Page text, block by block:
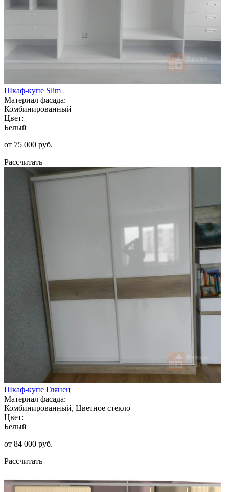
Шкаф-купе Slim
Материал фасада:
Комбинированный
Цвет:
Белый
от 75 000 руб.
Рассчитать
Шкаф-купе Глянец
Материал фасада:
Комбинированный, Цветное стекло
Цвет:
Белый
от 84 000 руб.
Рассчитать